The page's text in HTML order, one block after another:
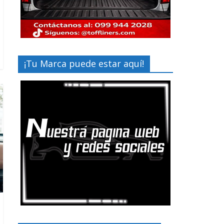
¡Tu Marca puede estar aquí!